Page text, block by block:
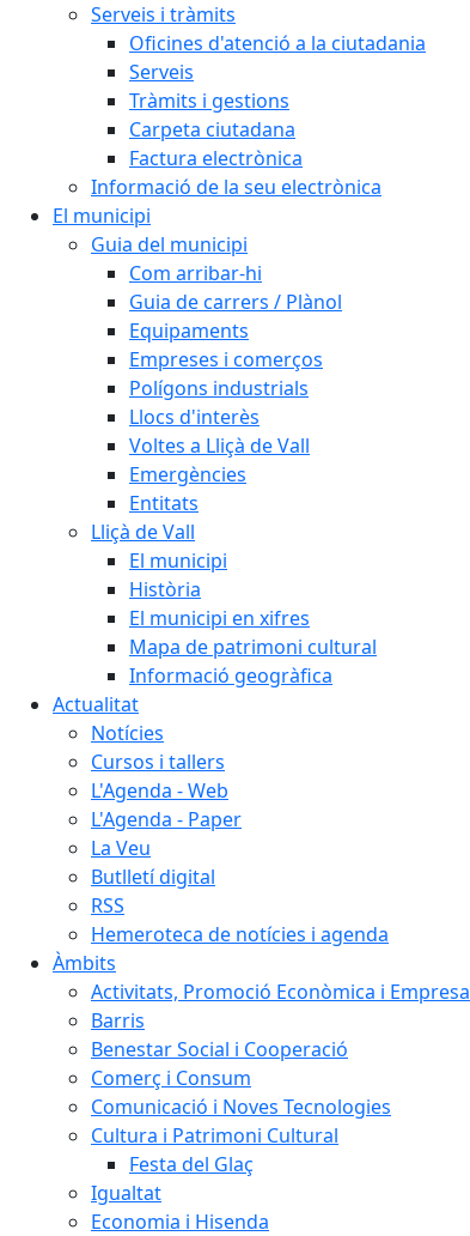
Serveis i tràmits
Oficines d'atenció a la ciutadania
Serveis
Tràmits i gestions
Carpeta ciutadana
Factura electrònica
Informació de la seu electrònica
El municipi
Guia del municipi
Com arribar-hi
Guia de carrers / Plànol
Equipaments
Empreses i comerços
Polígons industrials
Llocs d'interès
Voltes a Lliçà de Vall
Emergències
Entitats
Lliçà de Vall
El municipi
Història
El municipi en xifres
Mapa de patrimoni cultural
Informació geogràfica
Actualitat
Notícies
Cursos i tallers
L'Agenda - Web
L'Agenda - Paper
La Veu
Butlletí digital
RSS
Hemeroteca de notícies i agenda
Àmbits
Activitats, Promoció Econòmica i Empresa
Barris
Benestar Social i Cooperació
Comerç i Consum
Comunicació i Noves Tecnologies
Cultura i Patrimoni Cultural
Festa del Glaç
Igualtat
Economia i Hisenda